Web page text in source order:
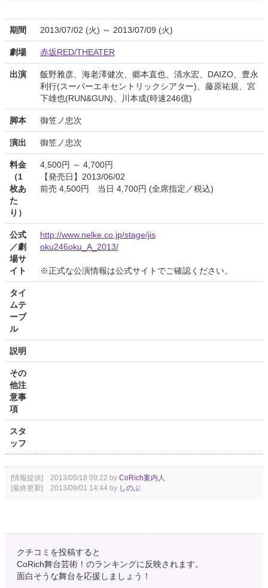
期間 2013/07/02 (火) ～ 2013/07/09 (火)
劇場 赤坂RED/THEATER
出演
飯野雅彦、海老澤健次、郷本直也、清水宏、DAIZO、豊永
利行(スーパーエキセントリックシアター)、藤原祐規、宮
下雄也(RUN&GUN)、川本成(時速246億)
脚本 御笠ノ忠次
演出 御笠ノ忠次
料金
（1
枚あ
た
り）
4,500円 ～ 4,700円
【発売日】2013/06/02
前売 4,500円 当日 4,700円 (全席指定／税込)
公式
／劇
場サ
イト
http://www.nelke.co.jp/stage/jis
oku246oku_A_2013/
※正式な公演情報は公式サイトでご確認ください。
タイ
ムテ
ーブ
ル
説明
その
他注
意事
項
スタ
ッフ
[情報提供] 2013/05/18 09:22 by CoRich案内人
[最終更新] 2013/09/01 14:44 by しのぶ
クチコミを投稿すると
CoRich舞台芸術！のランキングに反映されます。
面白そうな舞台を応援しましょう！